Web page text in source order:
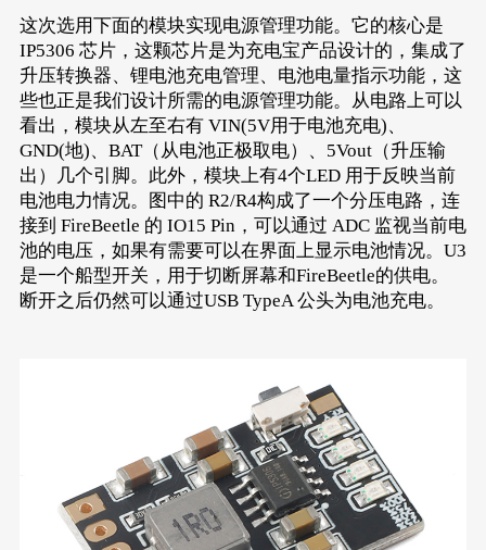
这次选用下面的模块实现电源管理功能。它的核心是
IP5306 芯片，这颗芯片是为充电宝产品设计的，集成了
升压转换器、锂电池充电管理、电池电量指示功能，这
些也正是我们设计所需的电源管理功能。从电路上可以
看出，模块从左至右有 VIN(5V用于电池充电)、
GND(地)、BAT（从电池正极取电）、5Vout（升压输
出）几个引脚。此外，模块上有4个LED 用于反映当前
电池电力情况。图中的 R2/R4构成了一个分压电路，连
接到 FireBeetle 的 IO15 Pin，可以通过 ADC 监视当前电
池的电压，如果有需要可以在界面上显示电池情况。U3
是一个船型开关，用于切断屏幕和FireBeetle的供电。
断开之后仍然可以通过USB TypeA 公头为电池充电。